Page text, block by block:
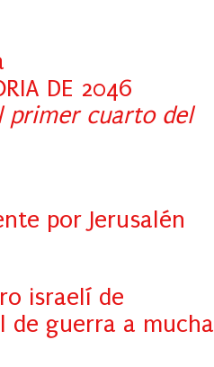
DE 2046
primer cuarto del
por Jerusalén
israelí de
de guerra a mucha